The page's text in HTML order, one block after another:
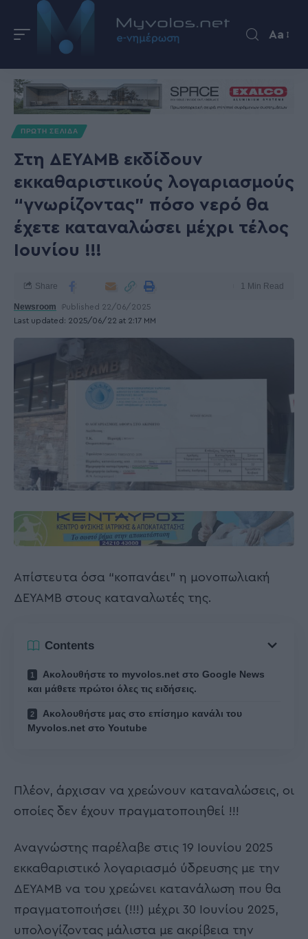
Aa
ΠΡΩΤΗ ΣΕΛΙΔΑ
Στη ΔΕΥΑΜΒ εκδίδουν
εκκαθαριστικούς λογαριασμούς
“γνωρίζοντας” πόσο νερό θα
έχετε καταναλώσει μέχρι τέλος
Ιουνίου !!!
Last updated: 2025/06/22 at 2:17 ΜΜ
Newsroom Published 22/06/2025
Share 1 Min Read
Απίστευτα όσα “κοπανάει” η μονοπωλιακή
ΔΕΥΑΜΒ στους καταναλωτές της.
Contents
Ακολουθήστε το myvolos.net στο Google News
και μάθετε πρώτοι όλες τις ειδήσεις.
Ακολουθήστε μας στο επίσημο κανάλι του
Myvolos.net στο Youtube
Πλέον, άρχισαν να χρεώνουν καταναλώσεις, οι
οποίες δεν έχουν πραγματοποιηθεί !!!
Αναγνώστης παρέλαβε στις 19 Ιουνίου 2025
εκκαθαριστικό λογαριασμό ύδρευσης με την
ΔΕΥΑΜΒ να του χρεώνει κατανάλωση που θα
πραγματοποιήσει (!!!) μέχρι 30 Ιουνίου 2025,
υπολογίζοντας μάλιστα με ακρίβεια την